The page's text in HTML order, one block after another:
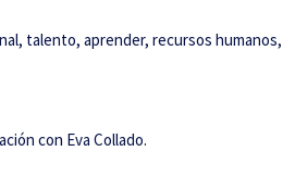
talento, aprender, recursos
con Eva Collado.